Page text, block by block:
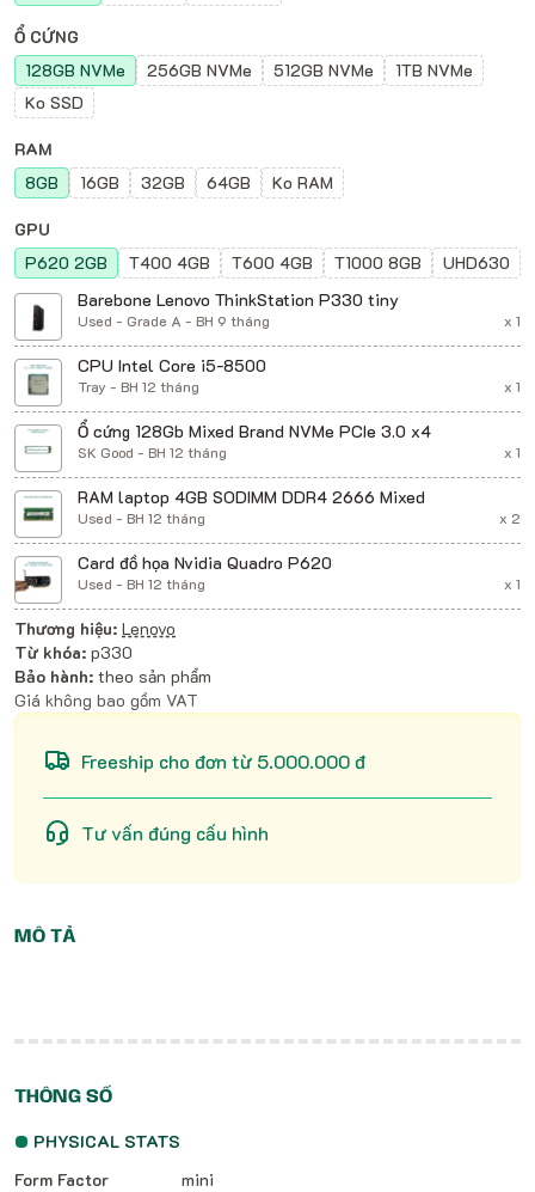
Ổ CỨNG
128GB NVMe
256GB NVMe 512GB NVMe
1TB NVMe
Ko SSD
RAM
8GB
16GB 32GB 64GB Ko RAM
GPU
P620 2GB
T400 4GB T600 4GB T1000 8GB
UHD630
Barebone Lenovo ThinkStation P330 tiny
Used - Grade A - BH 9 tháng x 1
CPU Intel Core i5-8500
Tray - BH 12 tháng x 1
Ổ cứng 128Gb Mixed Brand NVMe PCIe 3.0 x4
SK Good - BH 12 tháng x 1
RAM laptop 4GB SODIMM DDR4 2666 Mixed
Used - BH 12 tháng x 2
Card đồ họa Nvidia Quadro P620
Used - BH 12 tháng x 1
Thương hiệu: Lenovo
Từ khóa: p330
Bảo hành: theo sản phẩm
Giá không bao gồm VAT
Freeship cho đơn từ 5.000.000 đ
Tư vấn đúng cấu hình
MÔ TẢ
THÔNG SỐ
PHYSICAL STATS
Form Factor
mini